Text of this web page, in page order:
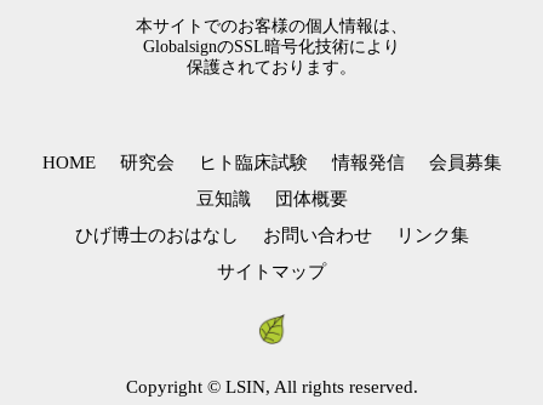
本サイトでのお客様の個人情報は、
GlobalsignのSSL暗号化技術により
保護されております。
HOME 研究会 ヒト臨床試験 情報発信
会員募集
豆知識
団体概要
ひげ博士のおはなし
お問い合わせ
リンク集
サイトマップ
Copyright © LSIN, All rights reserved.